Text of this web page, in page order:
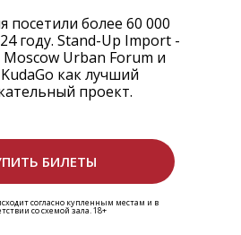
согласно купленным местам и в
со схемой зала. 18+
БИЛЕТЫ
посетили более 60 000
году. Stand-Up Import -
Urban Forum и
как лучший
проект.